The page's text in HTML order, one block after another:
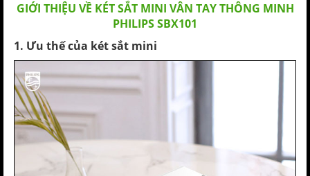
GIỚI THIỆU VỀ KÉT SẮT MINI VÂN TAY THÔNG MINH
PHILIPS SBX101
1. Ưu thế của két sắt mini